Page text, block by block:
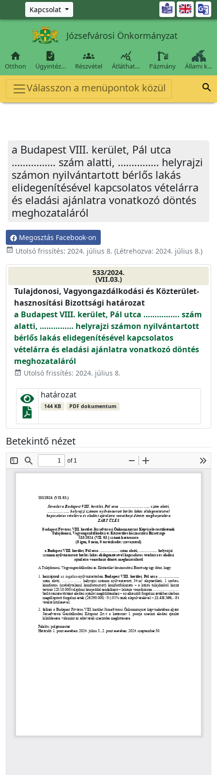
Ugrás a fő tartalomra
Kapcsolat 
Józsefvárosi Önkormányzat

Otthon

Ügyintéz…

Részvétel

Átláthat… Pázmány Állami k…
Válasszon a menüpontok közül 
a Budapest VIII. kerület, Pál utca
……………. szám alatti, …………… helyrajzi
számon nyilvántartott bérlős lakás
elidegenítésével kapcsolatos vételárra
és eladási ajánlatra vonatkozó döntés
meghozataláról
Megosztás Facebook-on
event_available Utolsó frissítés: 2024. július 8. (Létrehozva: 2024. július 8.)
533/2024.
(VII.03.)
Tulajdonosi, Vagyongazdálkodási és Közterület-
hasznosítási Bizottsági határozat
a Budapest VIII. kerület, Pál utca ……………. szám
alatti, …………… helyrajzi számon nyilvántartott
bérlős lakás elidegenítésével kapcsolatos
vételárra és eladási ajánlatra vonatkozó döntés
meghozataláról
event_available Utolsó frissítés: 2024. július 8.
határozat
144 KB PDF dokumentum
Betekintő nézet